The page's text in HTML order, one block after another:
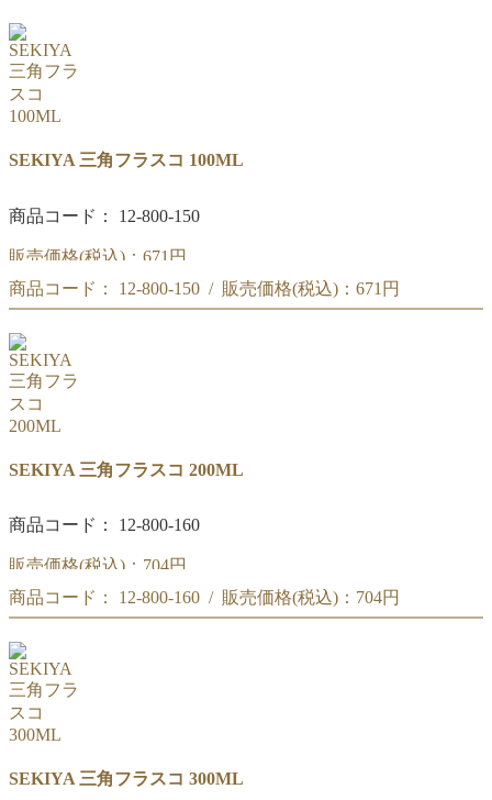
SEKIYA 三角フラスコ 50ML
SEKIYA 三角フラスコ 100ML
商品コード： 12-800-150
販売価格(税込)： 671円
SEKIYA 三角フラスコ 100ML
商品コード： 12-800-150 / 販売価格(税込)： 671円
SEKIYA 三角フラスコ 100ML
SEKIYA 三角フラスコ 200ML
商品コード： 12-800-160
販売価格(税込)： 704円
SEKIYA 三角フラスコ 200ML
商品コード： 12-800-160 / 販売価格(税込)： 704円
SEKIYA 三角フラスコ 200ML
SEKIYA 三角フラスコ 300ML